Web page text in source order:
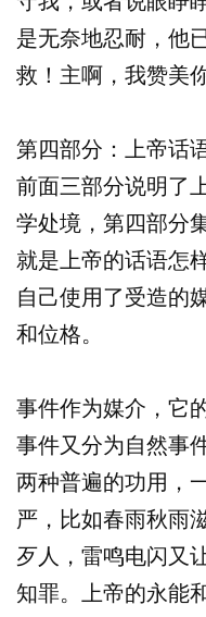
是无奈地忍耐，他
救！主啊，我赞美
第四部分：上帝话
前面三部分说明了
学处境，第四部分
就是上帝的话语怎
自己使用了受造的
和位格。
事件作为媒介，它
事件又分为自然事
两种普遍的功用，
严，比如春雨秋雨
歹人，雷鸣电闪又
知罪。上帝的永能